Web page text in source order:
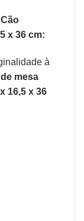
x 36 cm:
à
mesa
16,5 x 36